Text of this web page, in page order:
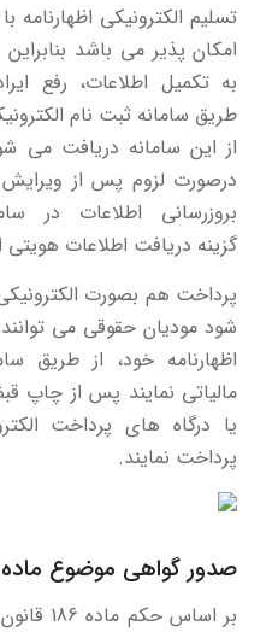
تسلیم الکترونیکی اظهارنامه
امکان پذیر می باشد
به تکمیل اطلاعات، رفع
طریق سامانه ثبت نام
از این سامانه دریافت می
درصورت لزوم پس از
بروزرسانی اطلاعات در
گزینه دریافت اطلاعات هویتی
پرداخت هم بصورت
شود مودیان حقوقی می
اظهارنامه خود، از طریق
مالیاتی نمایند پس از چاپ
یا درگاه های پرداخت
پرداخت نمایند.
صدور گواهی موضوع ماده 186 ق.م.م
بر